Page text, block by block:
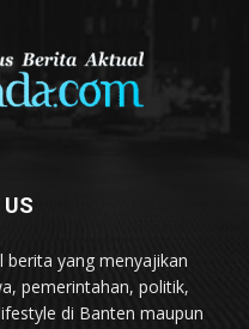
berita yang menyajikan
pemerintahan, politik,
di Banten maupun